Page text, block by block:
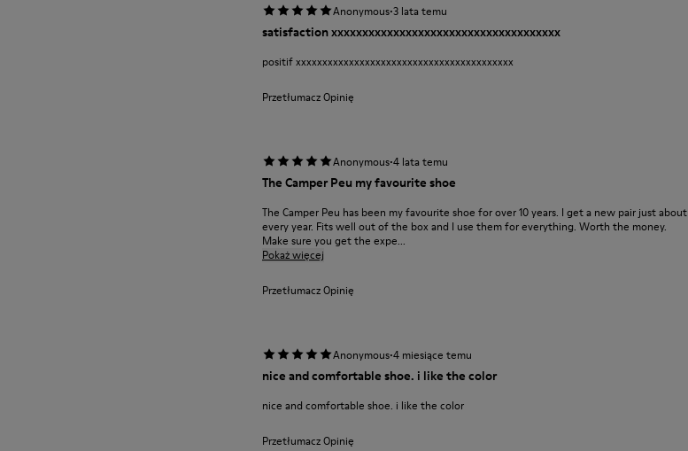
Anonymous·3 lata temu
satisfaction xxxxxxxxxxxxxxxxxxxxxxxxxxxxxxxxxxxxx
positif xxxxxxxxxxxxxxxxxxxxxxxxxxxxxxxxxxxxxxxxx
Przetłumacz Opinię
Anonymous·4 lata temu
The Camper Peu my favourite shoe
The Camper Peu has been my favourite shoe for over 10 years. I get a new pair just about
every year. Fits well out of the box and I use them for everything. Worth the money.
Make sure you get the expe...
Pokaż więcej
Przetłumacz Opinię
Anonymous·4 miesiące temu
nice and comfortable shoe. i like the color
nice and comfortable shoe. i like the color
Przetłumacz Opinię